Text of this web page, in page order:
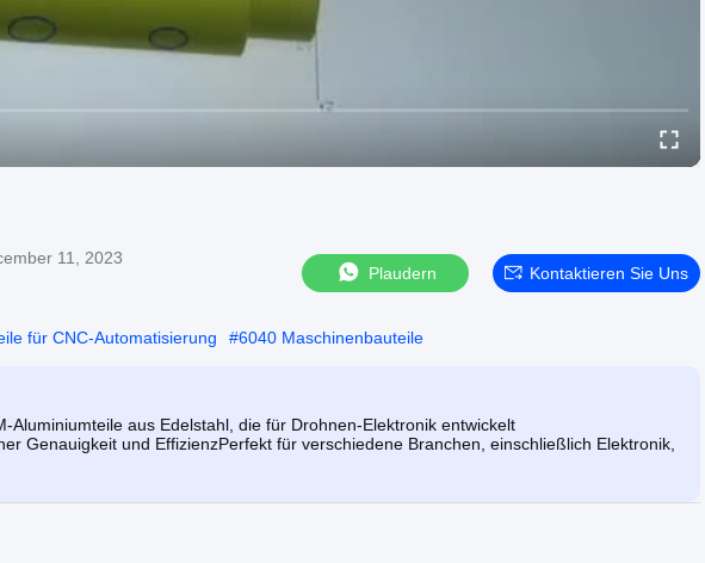
11, 2023
Plaudern Kontaktieren Sie Uns
für CNC-Automatisierung #6040 Maschinenbauteile
Aluminiumteile aus Edelstahl, die für Drohnen-Elektronik entwickelt
Genauigkeit und EffizienzPerfekt für verschiedene Branchen, einschließlich Elektronik,